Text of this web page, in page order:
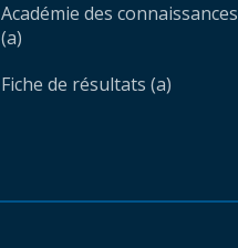
Académie des connaissances
(a)
Fiche de résultats (a)